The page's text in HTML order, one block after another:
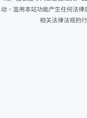
动，滥用本站功能产生任何法
相关法律法规的